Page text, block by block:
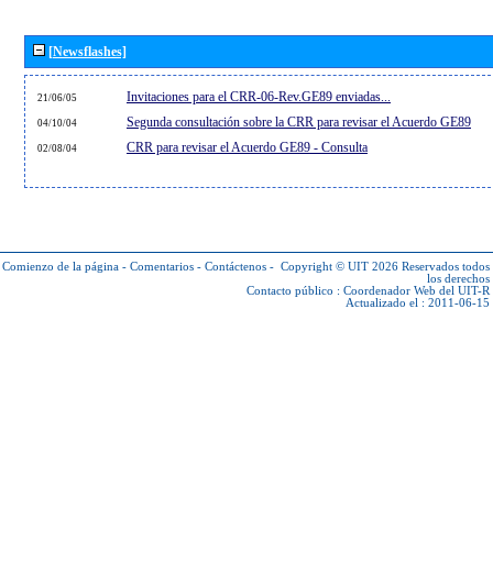
[Newsflashes]
21/06/05 Invitaciones para el CRR-06-Rev.GE89 enviadas...
04/10/04 Segunda consultación sobre la CRR para revisar el Acuerdo GE89
02/08/04 CRR para revisar el Acuerdo GE89 - Consulta
Comienzo de la página - Comentarios - Contáctenos - Copyright © UIT 2026 Reservados todos
los derechos
Contacto público : Coordenador Web del UIT-R
Actualizado el : 2011-06-15